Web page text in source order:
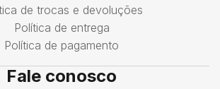
de trocas e devoluções
Política de entrega
Política de pagamento
Fale conosco